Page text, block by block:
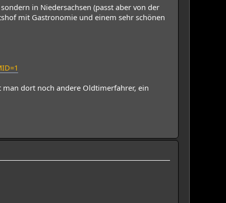
in Niedersachsen (passt aber von der
mit Gastronomie und einem sehr schönen
dort noch andere Oldtimerfahrer, ein